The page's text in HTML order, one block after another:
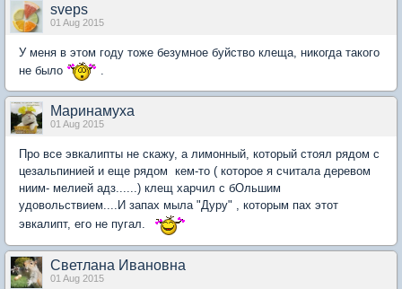
sveps
01 Aug 2015
У меня в этом году тоже безумное буйство клеща, никогда такого
не было
Маринамуха
01 Aug 2015
Про все эвкалипты не скажу, а лимонный, который стоял рядом с
цезальпинией и еще рядом кем-то ( которое я считала деревом
ниим- мелией адз......) клещ харчил с бОльшим
удовольствием....И запах мыла "Дуру" , которым пах этот
эвкалипт, его не пугал.
Светлана Ивановна
01 Aug 2015